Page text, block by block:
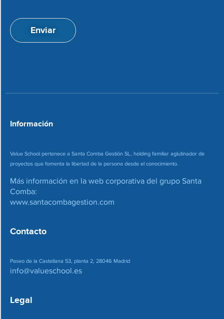
n
d
e
a
c
Enviar
Información
Value School pertenece a Santa Comba Gestión SL, holding familiar aglutinador de
proyectos que fomenta la libertad de la persona desde el conocimiento.
Más información en la web corporativa del grupo Santa
Comba:
www.santacombagestion.com
Contacto
Paseo de la Castellana 53, planta 2, 28046 Madrid
info@valueschool.es
Legal